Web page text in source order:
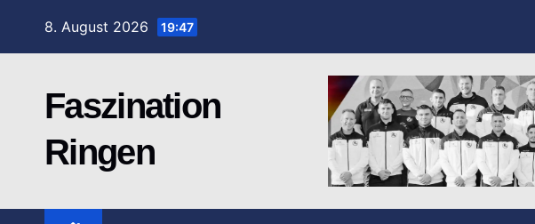
8. August 2026 19:47
Faszination
Ringen